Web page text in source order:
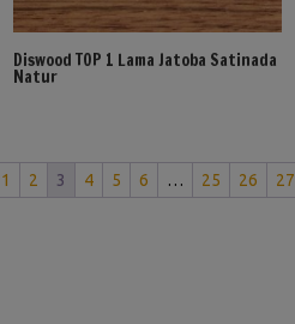
Diswood TOP 1 Lama Jatoba Satinada
Natur
1 2 3 4 5 6 … 25 26 27